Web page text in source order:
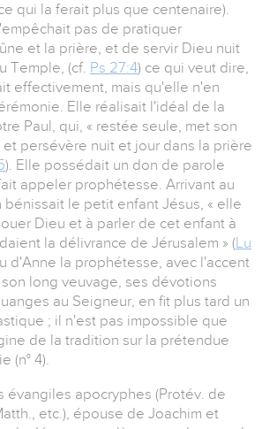
qui la ferait plus que centenaire).
pas de pratiquer
et la prière, et de servir Dieu nuit
Temple, (cf. Ps 27:4) ce qui veut dire,
effectivement, mais qu'elle n'en
Elle réalisait l'idéal de la
Paul, qui, « restée seule, met son
persévère nuit et jour dans la prière
). Elle possédait un don de parole
appeler prophétesse. Arrivant au
bénissait le petit enfant Jésus, « elle
Dieu et à parler de cet enfant à
la délivrance de Jérusalem » (Lu
d'Anne la prophétesse, avec l'accent
long veuvage, ses dévotions
au Seigneur, en fit plus tard un
; il n'est pas impossible que
de la tradition sur la prétendue
(n° 4).
évangiles apocryphes (Protév. de
etc.), épouse de Joachim et